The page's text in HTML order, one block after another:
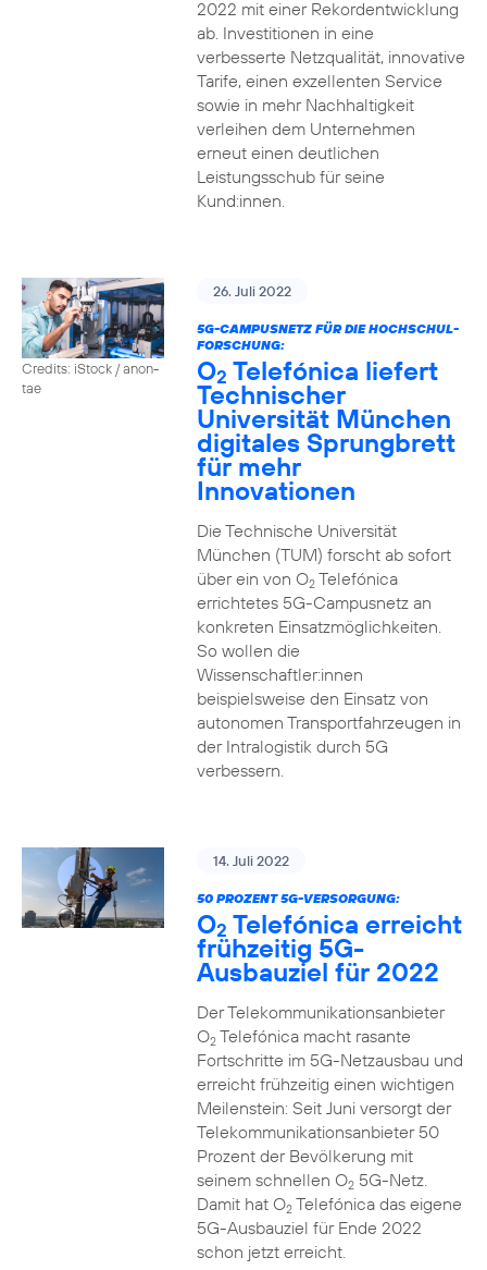
2022 mit einer Rekordentwicklung
ab. Investitionen in eine
verbesserte Netzqualität, innovative
Tarife, einen exzellenten Service
sowie in mehr Nachhaltigkeit
verleihen dem Unternehmen
erneut einen deutlichen
Leistungsschub für seine
Kund:innen.
Credits: iStock / anon-
tae
26. Juli 2022
5G-CAMPUSNETZ FÜR DIE HOCHSCHUL-
FORSCHUNG:
O2 Telefónica liefert
Technischer
Universität München
digitales Sprungbrett
für mehr
Innovationen
Die Technische Universität
München (TUM) forscht ab sofort
über ein von O2Telefónica
errichtetes 5G-Campusnetz an
konkreten Einsatzmöglichkeiten.
So wollen die
Wissenschaftler:innen
beispielsweise den Einsatz von
autonomen Transportfahrzeugen in
der Intralogistik durch 5G
verbessern.
14. Juli 2022
50 PROZENT 5G-VERSORGUNG:
O2 Telefónica erreicht
frühzeitig 5G-
Ausbauziel für 2022
Der Telekommunikationsanbieter
O2Telefónica macht rasante
Fortschritte im 5G-Netzausbau und
erreicht frühzeitig einen wichtigen
Meilenstein: Seit Juni versorgt der
Telekommunikationsanbieter 50
Prozent der Bevölkerung mit
seinem schnellen O25G-Netz.
Damit hat O2Telefónica das eigene
5G-Ausbauziel für Ende 2022
schon jetzt erreicht.